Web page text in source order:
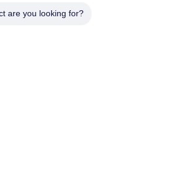
are you looking for?